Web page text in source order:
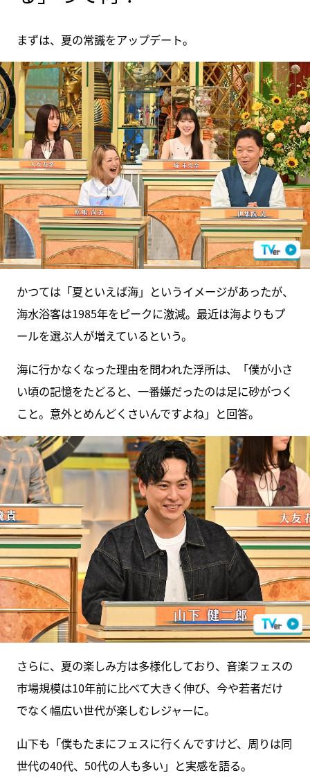
まずは、夏の常識をアップデート。
かつては「夏といえば海」というイメージがあったが、
海水浴客は1985年をピークに激減。最近は海よりもプ
ールを選ぶ人が増えているという。
海に行かなくなった理由を問われた浮所は、「僕が小さ
い頃の記憶をたどると、一番嫌だったのは足に砂がつく
こと。意外とめんどくさいんですよね」と回答。
さらに、夏の楽しみ方は多様化しており、音楽フェスの
市場規模は10年前に比べて大きく伸び、今や若者だけ
でなく幅広い世代が楽しむレジャーに。
山下も「僕もたまにフェスに行くんですけど、周りは同
世代の40代、50代の人も多い」と実感を語る。